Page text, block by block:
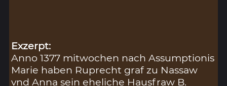
Exzerpt:
Anno 1377 mitwochen nach Assumptionis
Marie haben Ruprecht graf zu Nassaw
vnd Anna sein eheliche Hausfraw B.